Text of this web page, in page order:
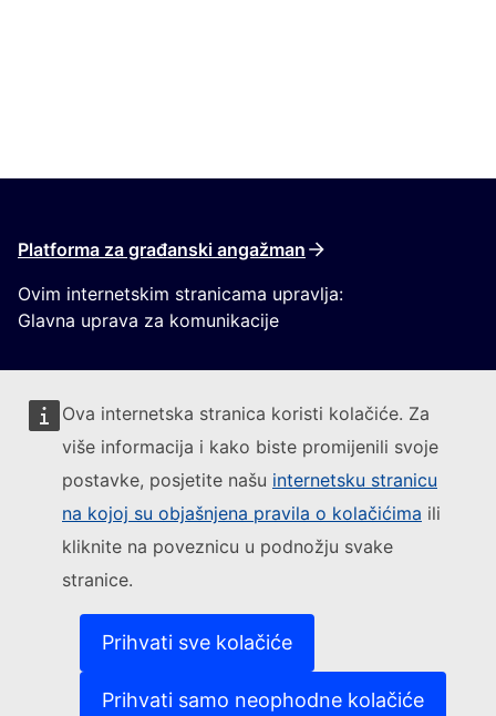
Ova internetska stranica koristi kolačiće. Za
više informacija i kako biste promijenili svoje
postavke, posjetite našu internetsku stranicu
na kojoj su objašnjena pravila o kolačićima ili
kliknite na poveznicu u podnožju svake
stranice.
Prihvati sve kolačiće
Prihvati samo neophodne kolačiće
Platforma za građanski angažman
Ovim internetskim stranicama upravlja:
Glavna uprava za komunikacije
Pratite Europsku komisiju
Kontakt(Vanjska poveznica)
Prijavite ranjivost IT-a
Jezici na našim internetskim stranicama
(Vanjska poveznica)
Politika zaštite privatnosti
Pravna obavijest
(Vanjska poveznica)